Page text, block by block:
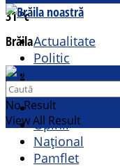
31°c
Brăila
Contact
Actualitate
Politic
Cultural
Opinii
Național
Pamflet
No Result
View All Result